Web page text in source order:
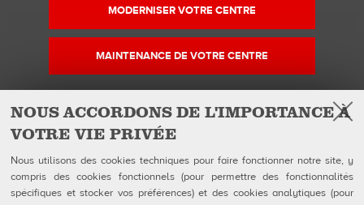
NOUS ACCORDONS DE L'IMPORTANCE À
VOTRE VIE PRIVÉE
Nous utilisons des cookies techniques pour faire fonctionner notre site, y
compris des cookies fonctionnels (pour permettre des fonctionnalités
spécifiques et stocker vos préférences) et des cookies analytiques (pour
MODERNISER VOTRE CENTRE
MAINTENANCE DE VOTRE CENTRE
Suivez-nous sur